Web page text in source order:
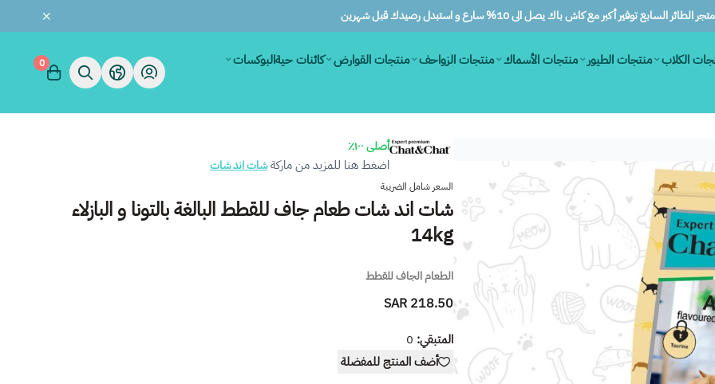
الطائر السابع توفير أكبر مع كاش باك يصل الى 10% سارع و استبدل رصيدك قبل شهرين
الكلاب منتجات الطيور منتجات الأسماك منتجات الزواحف منتجات القوارض كائنات حيةالبوكسات
0
أصلى ١٠٠٪
اضغط هنا للمزيد من ماركةشات اند شات
السعر شامل الضريبة
شات اند شات طعام جاف للقطط البالغة بالتونا و البازلاء
14kg
الطعام الجاف للقطط
218.50 SAR
المتبقي: 0
أضف المنتج للمفضلة